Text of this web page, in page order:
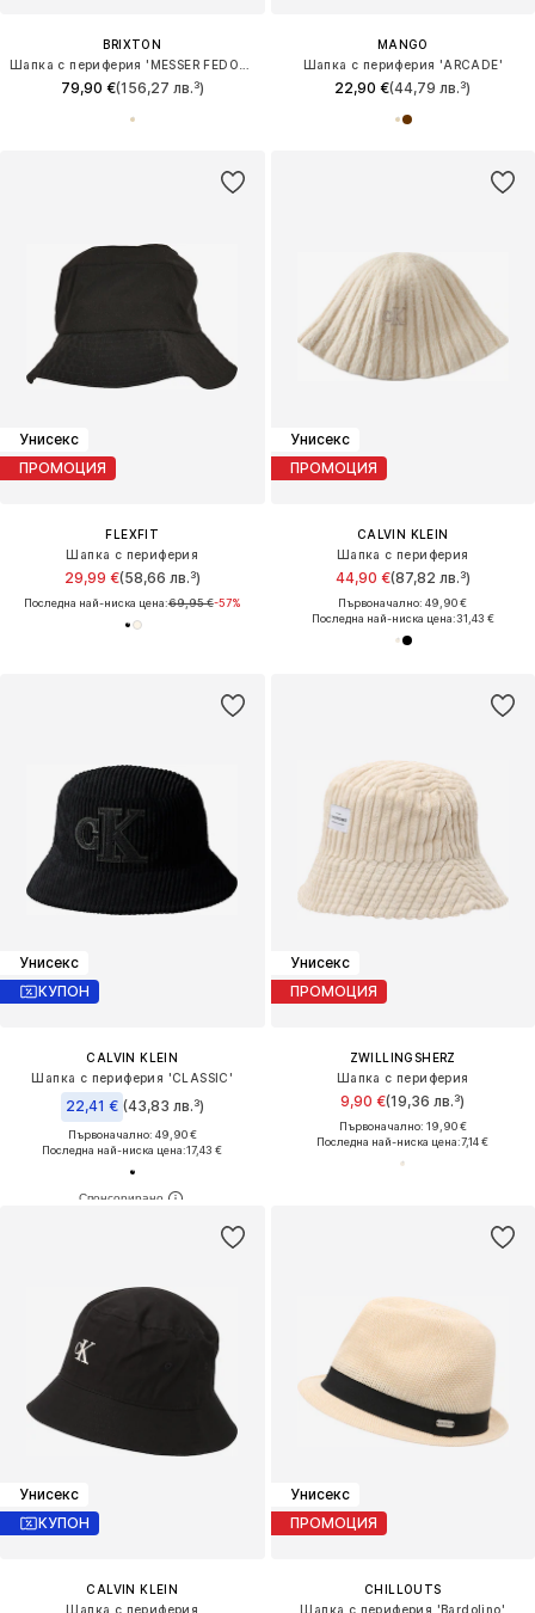
BRIXTON
79,90 €(156,27 лв.³)
MANGO
Шапка с периферия 'ARCADE'
22,90 €(44,79 лв.³)
Унисекс
ПРОМОЦИЯ
FLEXFIT
Шапка с периферия
29,99 €(58,66 лв.³)
Последна най-ниска цена:69,95 €-57%
Унисекс
ПРОМОЦИЯ
CALVIN KLEIN
Шапка с периферия
44,90 €(87,82 лв.³)
Първоначално: 49,90 €
Последна най-ниска цена:31,43 €
Унисекс
КУПОН
CALVIN KLEIN
Шапка с периферия 'CLASSIC'
22,41 € (43,83 лв.³)
Първоначално: 49,90 €
Последна най-ниска цена:17,43 €
Унисекс
ПРОМОЦИЯ
ZWILLINGSHERZ
Шапка с периферия
9,90 €(19,36 лв.³)
Първоначално: 19,90 €
Последна най-ниска цена:7,14 €
Унисекс
КУПОН
CALVIN KLEIN
Шапка с периферия
Унисекс
ПРОМОЦИЯ
CHILLOUTS
Шапка с периферия 'Bardolino'